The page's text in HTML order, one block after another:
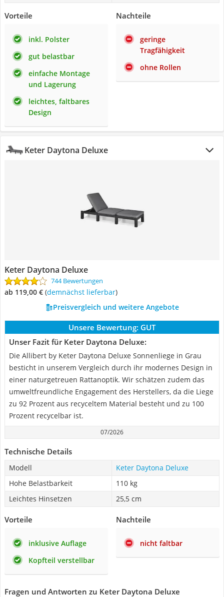
Vorteile
inkl. Polster
gut belastbar
einfache Montage
und Lagerung
leichtes, faltbares
Design
Nachteile
geringe
Tragfähigkeit
ohne Rollen
Keter Daytona Deluxe
Keter Daytona Deluxe
744 Bewertungen
ab 119,00 € ( Demnächst lieferbar)
Preisvergleich und weitere Angebote
Unsere Bewertung: GUT
Unser Fazit für Keter Daytona Deluxe:
Die Allibert by Keter Daytona Deluxe Sonnenliege in Grau
besticht in unserem Vergleich durch ihr modernes Design in
einer naturgetreuen Rattanoptik. Wir schätzen zudem das
umweltfreundliche Engagement des Herstellers, da die Liege
zu 92 Prozent aus recyceltem Material besteht und zu 100
Prozent recycelbar ist.
07/2026
Technische Details
Modell
Keter Daytona Deluxe
Hohe Belastbarkeit
110 kg
Leichtes Hinsetzen
25,5 cm
Vorteile
inklusive Auflage
Kopfteil verstellbar
Nachteile
nicht faltbar
Fragen und Antworten zu Keter Daytona Deluxe